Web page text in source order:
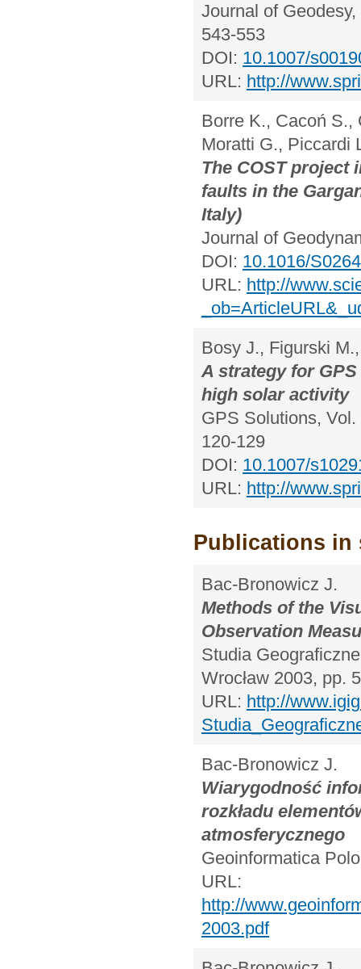
Journal of
543-553
DOI: 10.1007/
URL: http://
Borre K., Cacoń S.,
Moratti G., Piccardi
The COST project
faults in the
Italy)
Journal of
DOI: 10.1016/
URL: http://
Bosy J., Figurski
A strategy for
high solar activity
GPS Solutions,
120-129
DOI: 10.1007/
URL: http://
Publications
Bac-Bronowicz J.
Methods of the
Observation
Studia
Wrocław 2003, pp.
URL: http://
Bac-Bronowicz J.
Wiarygodność
rozkładu
atmosferycznego
Geoinformatica
URL:
http://
2003.pdf